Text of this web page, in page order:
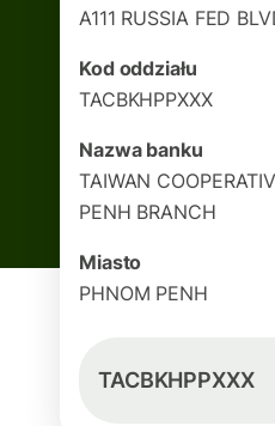
A111 RUSSIA FED
Kod oddziału
TACBKHPPXXX
Nazwa banku
TAIWAN
PENH BRANCH
Miasto
PHNOM PENH
TACBKHPPXXX